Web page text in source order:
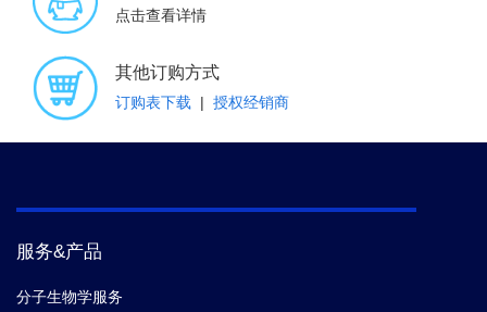
点击查看详情
其他订购方式
订购表下载 | 授权经销商
服务&产品
分子生物学服务